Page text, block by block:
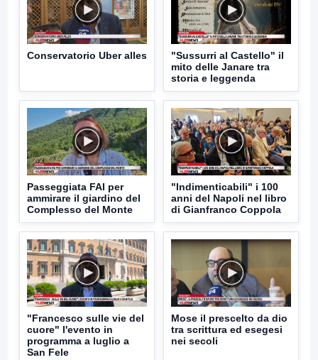
Conservatorio Uber alles
"Sussurri al Castello" il
mito delle Janare tra
storia e leggenda
Passeggiata FAI per
ammirare il giardino del
Complesso del Monte
"Indimenticabili" i 100
anni del Napoli nel libro
di Gianfranco Coppola
"Francesco sulle vie del
cuore" l'evento in
programma a luglio a
San Fele
Mose il prescelto da dio
tra scrittura ed esegesi
nei secoli